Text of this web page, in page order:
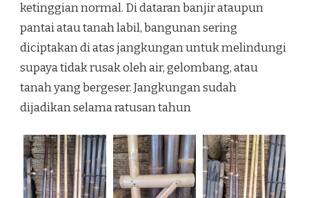
ketinggian normal. Di dataran banjir ataupun
pantai atau tanah labil, bangunan sering
diciptakan di atas jangkungan untuk melindungi
supaya tidak rusak oleh air, gelombang, atau
tanah yang bergeser. Jangkungan sudah
dijadikan selama ratusan tahun